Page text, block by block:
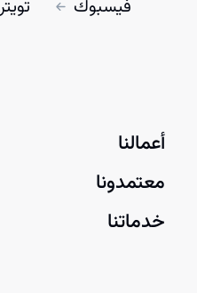
فيسبوك تويتر
أعمالنا
معتمدونا
خدماتنا